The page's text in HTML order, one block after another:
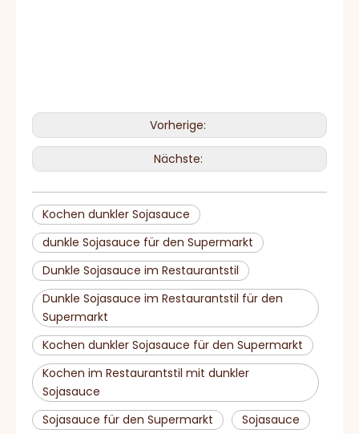
Vorherige:
Nächste:
Kochen dunkler Sojasauce
dunkle Sojasauce für den Supermarkt
Dunkle Sojasauce im Restaurantstil
Dunkle Sojasauce im Restaurantstil für den
Supermarkt
Kochen dunkler Sojasauce für den Supermarkt
Kochen im Restaurantstil mit dunkler
Sojasauce
Sojasauce für den Supermarkt
Sojasauce